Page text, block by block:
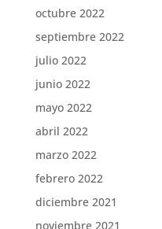
octubre 2022
septiembre 2022
julio 2022
junio 2022
mayo 2022
abril 2022
marzo 2022
febrero 2022
diciembre 2021
noviembre 2021